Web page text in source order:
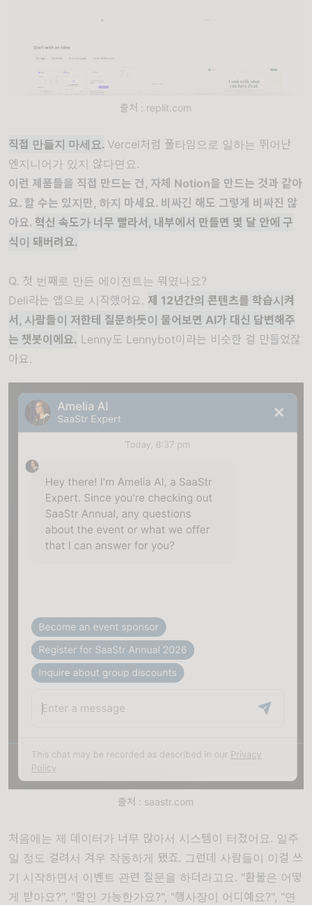
출처 : replit.com
직접 만들지 마세요. Vercel처럼 풀타임으로 일하는 뛰어난
엔지니어가 있지 않다면요.
이런 제품들을 직접 만드는 건, 자체 Notion을 만드는 것과 같아
요. 할 수는 있지만, 하지 마세요. 비싸긴 해도 그렇게 비싸진 않
아요. 혁신 속도가 너무 빨라서, 내부에서 만들면 몇 달 안에 구
식이 돼버려요.
Q. 첫 번째로 만든 에이전트는 뭐였나요?
Deli라는 앱으로 시작했어요. 제 12년간의 콘텐츠를 학습시켜
서, 사람들이 저한테 질문하듯이 물어보면 AI가 대신 답변해주
는 챗봇이에요. Lenny도 Lennybot이라는 비슷한 걸 만들었잖
아요.
출처 : saastr.com
처음에는 제 데이터가 너무 많아서 시스템이 터졌어요. 일주
일 정도 걸려서 겨우 작동하게 됐죠. 그런데 사람들이 이걸 쓰
기 시작하면서 이벤트 관련 질문을 하더라고요. "환불은 어떻
게 받아요?", "할인 가능한가요?", "행사장이 어디예요?", "연